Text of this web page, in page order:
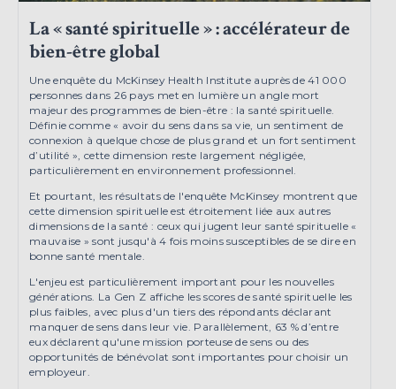
La « santé spirituelle » : accélérateur de
bien-être global
Une enquête du McKinsey Health Institute auprès de 41 000
personnes dans 26 pays met en lumière un angle mort
majeur des programmes de bien-être : la santé spirituelle.
Définie comme « avoir du sens dans sa vie, un sentiment de
connexion à quelque chose de plus grand et un fort sentiment
d’utilité », cette dimension reste largement négligée,
particulièrement en environnement professionnel.
Et pourtant, les résultats de l'enquête McKinsey montrent que
cette dimension spirituelle est étroitement liée aux autres
dimensions de la santé : ceux qui jugent leur santé spirituelle «
mauvaise » sont jusqu'à 4 fois moins susceptibles de se dire en
bonne santé mentale.
L'enjeu est particulièrement important pour les nouvelles
générations. La Gen Z affiche les scores de santé spirituelle les
plus faibles, avec plus d'un tiers des répondants déclarant
manquer de sens dans leur vie. Parallèlement, 63 % d’entre
eux déclarent qu'une mission porteuse de sens ou des
opportunités de bénévolat sont importantes pour choisir un
employeur.